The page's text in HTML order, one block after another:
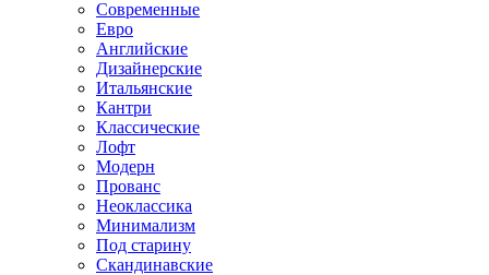
Современные
Евро
Английские
Дизайнерские
Итальянские
Кантри
Классические
Лофт
Модерн
Прованс
Неоклассика
Минимализм
Под старину
Скандинавские